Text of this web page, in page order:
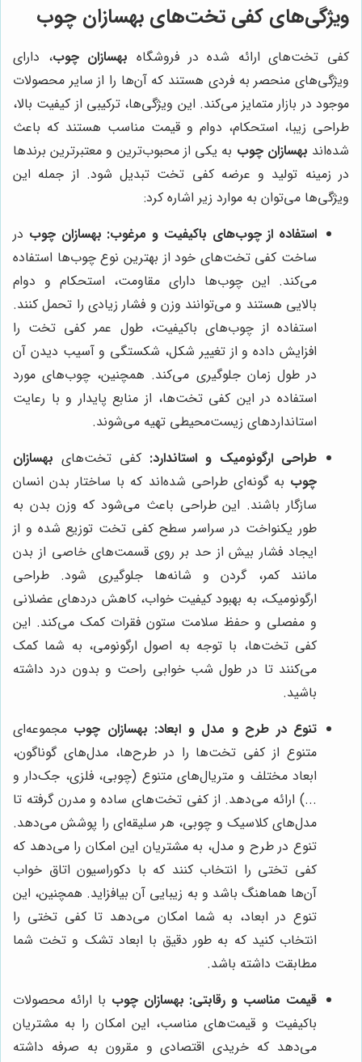
ویژگی‌های کفی تخت‌های بهسازان چوب
کفی تخت‌های ارائه شده در فروشگاه بهسازان چوب، دارای
ویژگی‌های منحصر به فردی هستند که آن‌ها را از سایر محصولات
موجود در بازار متمایز می‌کند. این ویژگی‌ها، ترکیبی از کیفیت بالا،
طراحی زیبا، استحکام، دوام و قیمت مناسب هستند که باعث
شده‌اند بهسازان چوب به یکی از محبوب‌ترین و معتبرترین برندها
در زمینه تولید و عرضه کفی تخت تبدیل شود. از جمله این
ویژگی‌ها می‌توان به موارد زیر اشاره کرد:
استفاده از چوب‌های باکیفیت و مرغوب: بهسازان چوب در
ساخت کفی تخت‌های خود از بهترین نوع چوب‌ها استفاده
می‌کند. این چوب‌ها دارای مقاومت، استحکام و دوام
بالایی هستند و می‌توانند وزن و فشار زیادی را تحمل کنند.
استفاده از چوب‌های باکیفیت، طول عمر کفی تخت را
افزایش داده و از تغییر شکل، شکستگی و آسیب دیدن آن
در طول زمان جلوگیری می‌کند. همچنین، چوب‌های مورد
استفاده در این کفی تخت‌ها، از منابع پایدار و با رعایت
استانداردهای زیست‌محیطی تهیه می‌شوند.
طراحی ارگونومیک و استاندارد: کفی تخت‌های بهسازان
چوب به گونه‌ای طراحی شده‌اند که با ساختار بدن انسان
سازگار باشند. این طراحی باعث می‌شود که وزن بدن به
طور یکنواخت در سراسر سطح کفی تخت توزیع شده و از
ایجاد فشار بیش از حد بر روی قسمت‌های خاصی از بدن
مانند کمر، گردن و شانه‌ها جلوگیری شود. طراحی
ارگونومیک، به بهبود کیفیت خواب، کاهش دردهای عضلانی
و مفصلی و حفظ سلامت ستون فقرات کمک می‌کند. این
کفی تخت‌ها، با توجه به اصول ارگونومی، به شما کمک
می‌کنند تا در طول شب خوابی راحت و بدون درد داشته
باشید.
تنوع در طرح و مدل و ابعاد: بهسازان چوب مجموعه‌ای
متنوع از کفی تخت‌ها را در طرح‌ها، مدل‌های گوناگون،
ابعاد مختلف و متریال‌های متنوع (چوبی، فلزی، جک‌دار و
...) ارائه می‌دهد. از کفی تخت‌های ساده و مدرن گرفته تا
مدل‌های کلاسیک و چوبی، هر سلیقه‌ای را پوشش می‌دهد.
تنوع در طرح و مدل، به مشتریان این امکان را می‌دهد که
کفی تختی را انتخاب کنند که با دکوراسیون اتاق خواب
آن‌ها هماهنگ باشد و به زیبایی آن بیافزاید. همچنین، این
تنوع در ابعاد، به شما امکان می‌دهد تا کفی تختی را
انتخاب کنید که به طور دقیق با ابعاد تشک و تخت شما
مطابقت داشته باشد.
قیمت مناسب و رقابتی: بهسازان چوب با ارائه محصولات
باکیفیت و قیمت‌های مناسب، این امکان را به مشتریان
می‌دهد که خریدی اقتصادی و مقرون به صرفه داشته